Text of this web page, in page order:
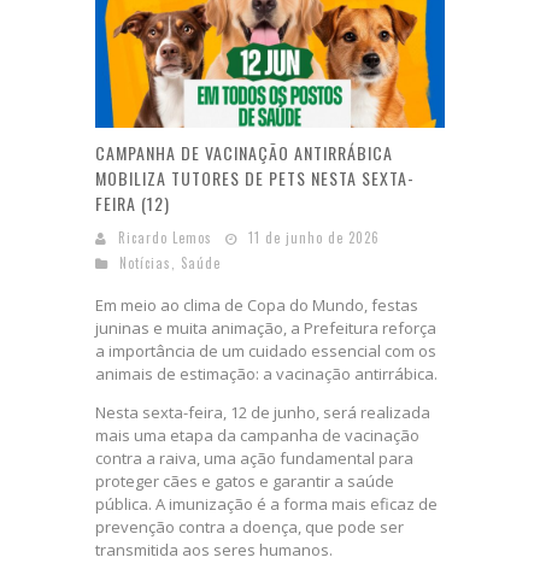
PREFEITURA DE VALENÇA PROMOVE GINCANA JUVENTUDE PRESENTE EM COMEMORAÇÃO AO DIA INTERNACIONAL DA JUVENTUDE
ENTRE O SERTÃO E O SONHO: ALFREDO GONÇALVES DE LIMA NETO LANÇA O ROMANCE DO OUTRO LADO DO SOL EM VALENÇA
SAMBA E PRATO ESPECIAL COM POLVO DÃO O TOM DO DIA DOS PAIS NO DOM LAMBÃO
CAMPANHA DE VACINAÇÃO ANTIRRÁBICA
MOBILIZA TUTORES DE PETS NESTA SEXTA-
FEIRA (12)
Ricardo Lemos
11 de junho de 2026
Notícias
Saúde
Em meio ao clima de Copa do Mundo, festas
juninas e muita animação, a Prefeitura reforça
a importância de um cuidado essencial com os
animais de estimação: a vacinação antirrábica.
Nesta sexta-feira, 12 de junho, será realizada
mais uma etapa da campanha de vacinação
contra a raiva, uma ação fundamental para
proteger cães e gatos e garantir a saúde
pública. A imunização é a forma mais eficaz de
prevenção contra a doença, que pode ser
transmitida aos seres humanos.